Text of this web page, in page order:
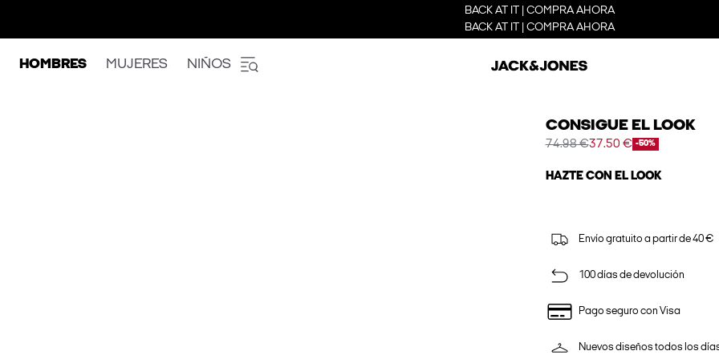
BACK AT IT | COMPRA AHORA
BACK AT IT | COMPRA AHORA
HOMBRES MUJERES NIÑOS
CONSIGUE EL LOOK
74.98 €37.50 € -50%
HAZTE CON EL LOOK
Envío gratuito a partir de 40 €
100 días de devolución
Pago seguro con Visa
Nuevos diseños todos los